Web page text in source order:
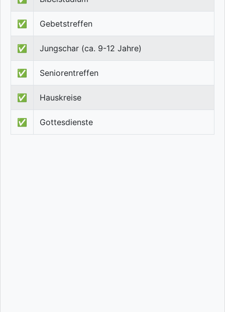
✅ Gebetstreffen
✅ Jungschar (ca. 9-12 Jahre)
✅ Seniorentreffen
✅ Hauskreise
✅ Gottesdienste